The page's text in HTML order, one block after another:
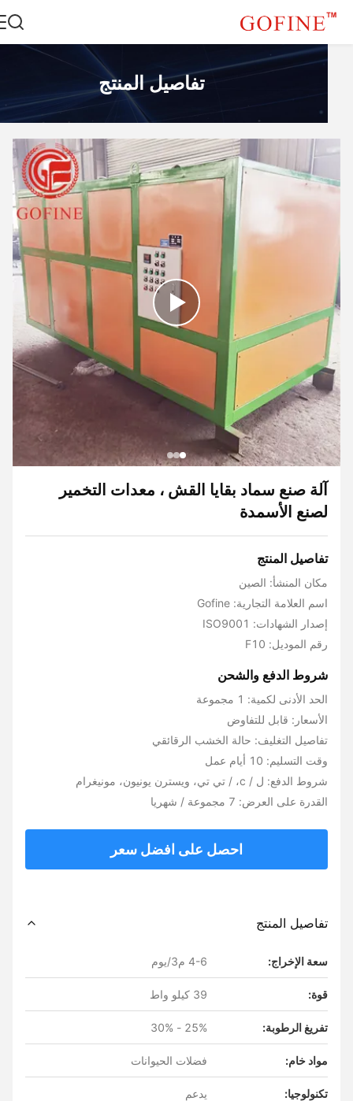
تفاصيل المنتج
آلة صنع سماد بقايا القش ، معدات التخمير
لصنع الأسمدة
تفاصيل المنتج
مكان المنشأ: الصين
اسم العلامة التجارية: Gofine
إصدار الشهادات: ISO9001
رقم الموديل: F10
شروط الدفع والشحن
الحد الأدنى لكمية: 1 مجموعة
الأسعار: قابل للتفاوض
تفاصيل التغليف: حالة الخشب الرقائقي
وقت التسليم: 10 أيام عمل
شروط الدفع: ل / c، / تي تي، ويسترن يونيون، مونيغرام
القدرة على العرض: 7 مجموعة / شهريا
احصل على افضل سعر
تفاصيل المنتج
سعة الإخراج:
تفريغ الرطوبة:
مواد خام: فضلات الحيوانات
تكنولوجيا: